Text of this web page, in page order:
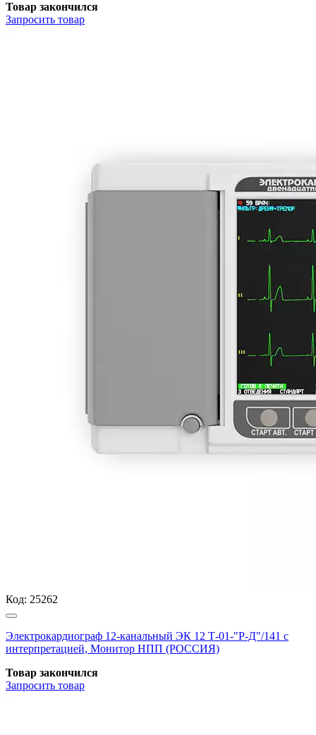
Товар закончился
Запросить товар
Код: 25262
Электрокардиограф 12-канальный ЭК 12 Т-01-"Р-Д"/141 с
интерпретацией, Монитор НПП (РОССИЯ)
Товар закончился
Запросить товар